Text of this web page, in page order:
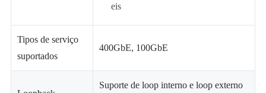
eis
Tipos de serviço
suportados
400GbE, 100GbE
Suporte de loop interno e loop externo